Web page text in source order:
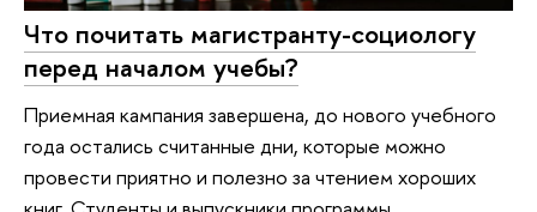
Что почитать магистранту-социологу
перед началом учебы?
Приемная кампания завершена, до нового учебного
года остались считанные дни, которые можно
провести приятно и полезно за чтением хороших